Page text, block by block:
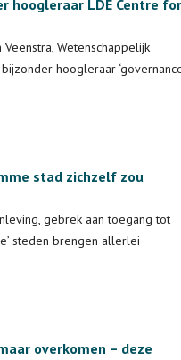
hoogleraar LDE Centre for
Wetenschappelijk
hoogleraar
stad zichzelf zou
gebrek aan toegang tot
steden brengen allerlei
overkomen – deze